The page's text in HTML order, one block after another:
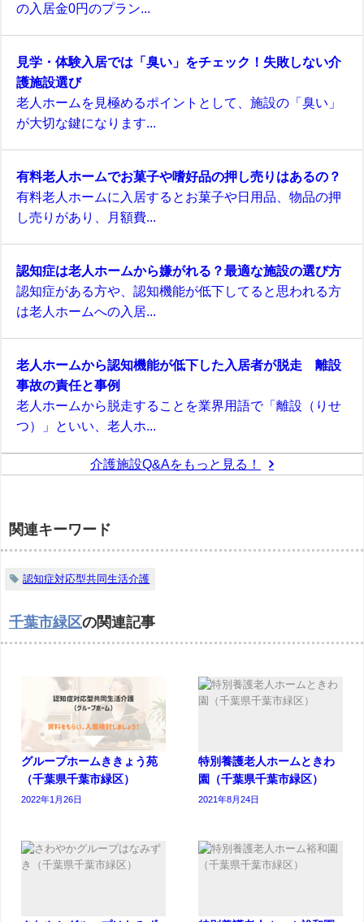
の入居金0円のプラン...
見学・体験入居では「臭い」をチェック！失敗しない介
護施設選び
老人ホームを見極めるポイントとして、施設の「臭い」
が大切な鍵になります...
有料老人ホームでお菓子や嗜好品の押し売りはあるの？
有料老人ホームに入居するとお菓子や日用品、物品の押
し売りがあり、月額費...
認知症は老人ホームから嫌がれる？最適な施設の選び方
認知症がある方や、認知機能が低下してると思われる方
は老人ホームへの入居...
老人ホームから認知機能が低下した入居者が脱走 離設
事故の責任と事例
老人ホームから脱走することを業界用語で「離設（りせ
つ）」といい、老人ホ...
介護施設Q&Aをもっと見る！
関連キーワード
認知症対応型共同生活介護
千葉市緑区の関連記事
グループホームききょう苑
（千葉県千葉市緑区）
2022年1月26日
特別養護老人ホームときわ
園（千葉県千葉市緑区）
2021年8月24日